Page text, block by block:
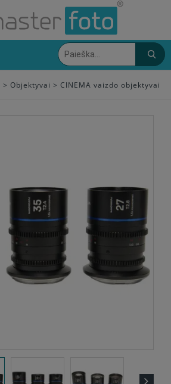
> Objektyvai > CINEMA vaizdo objektyvai